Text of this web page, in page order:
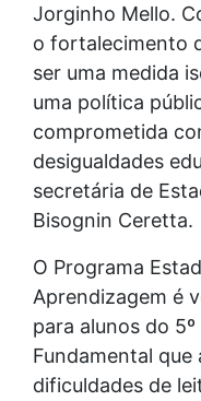
Jorginho Mello.
o fortalecimento
ser uma medida
uma política
comprometida
desigualdades
secretária de
Bisognin Ceretta.
O Programa
Aprendizagem é
para alunos do
Fundamental que
dificuldades de